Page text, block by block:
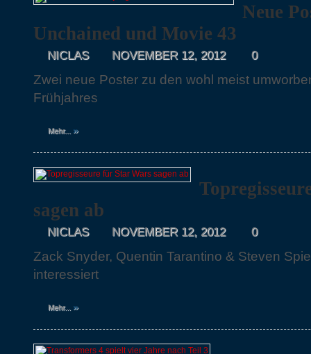
Neue
Unchained und Movie 43
NICLAS NOVEMBER 12, 2012 0
Zwei neue Poster zu den wohl meist
Frühjahres
Mehr... »
sagen ab
NICLAS NOVEMBER 12, 2012 0
Zack Snyder, Quentin Tarantino & Steven
interessiert
Mehr... »